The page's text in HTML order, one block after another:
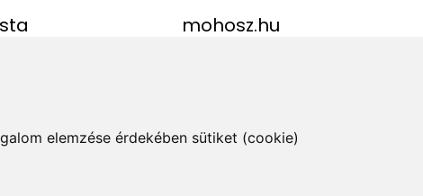
elemzése érdekében sütiket (cookie)
mohosz.hu